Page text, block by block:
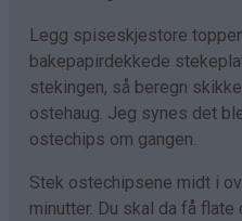
Legg spiseskjestore
bakepapirdekkede
stekingen, så beregn
ostehaug. Jeg synes det
ostechips om gangen.
Stek ostechipsene midt i
minutter. Du skal da få